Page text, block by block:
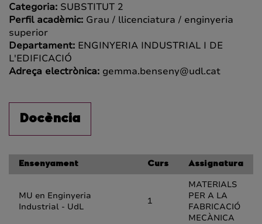
Categoria: SUBSTITUT 2
Perfil acadèmic: Grau / llicenciatura / enginyeria
superior
Departament: ENGINYERIA INDUSTRIAL I DE
L'EDIFICACIÓ
Adreça electrònica: gemma.benseny@udl.cat
Docència
Ensenyament Curs Assignatura
MU en Enginyeria
Industrial - UdL
1
MATERIALS
PER A LA
FABRICACIÓ
MECÀNICA